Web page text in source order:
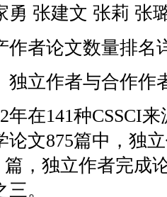
张建文 张莉 张
论文数量排名
立作者与合作作
在141种CSSCI来
论文875篇中，独
篇，独立作者完成
。